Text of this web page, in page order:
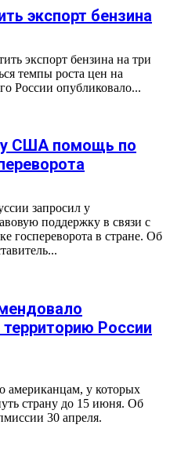
экспорт бензина
экспорт бензина на три
темпы роста цен на
России опубликовало...
у США помощь по
запросил у
поддержку в связи с
госпереворота в стране. Об
России
американцам, у которых
страну до 15 июня. Об
30 апреля.